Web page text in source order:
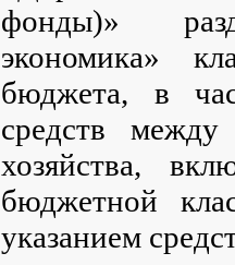
фонды)»
экономика»
бюджета, в
средств
хозяйства,
бюджетной
указанием